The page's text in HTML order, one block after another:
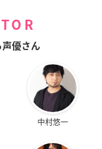
声優さん
中村悠一